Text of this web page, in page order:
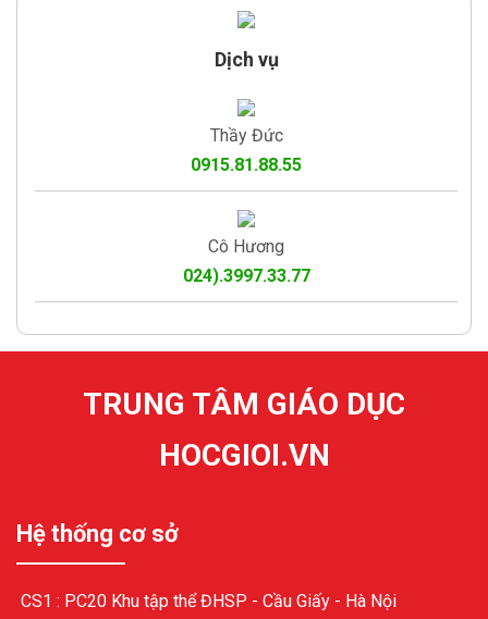
Dịch vụ
Thầy Đức
0915.81.88.55
Cô Hương
024).3997.33.77
TRUNG TÂM GIÁO DỤC
HOCGIOI.VN
Hệ thống cơ sở
CS1 : PC20 Khu tập thể ĐHSP - Cầu Giấy - Hà Nội